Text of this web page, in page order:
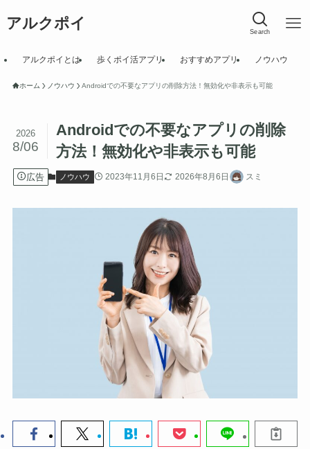
アルクポイ Search
アルクポイとは 歩くポイ活アプリ おすすめアプリ ノウハウ
ホーム ノウハウ Androidでの不要なアプリの削除方法！無効化や非表示も可能
Androidでの不要なアプリの削除
方法！無効化や非表示も可能
2026
8/06
広告 ノウハウ 2023年11月6日 2026年8月6日 スミ